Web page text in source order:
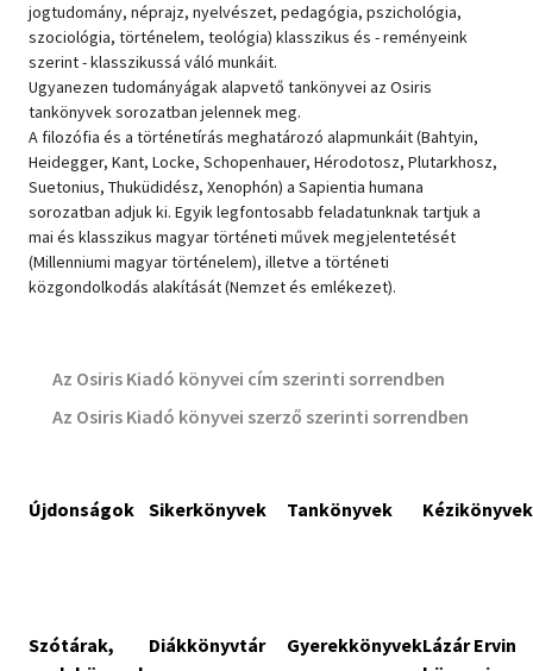
jogtudomány, néprajz, nyelvészet, pedagógia, pszichológia,
szociológia, történelem, teológia) klasszikus és - reményeink
szerint - klasszikussá váló munkáit.
Ugyanezen tudományágak alapvető tankönyvei az Osiris
tankönyvek sorozatban jelennek meg.
A filozófia és a történetírás meghatározó alapmunkáit (Bahtyin,
Heidegger, Kant, Locke, Schopenhauer, Hérodotosz, Plutarkhosz,
Suetonius, Thuküdidész, Xenophón) a Sapientia humana
sorozatban adjuk ki. Egyik legfontosabb feladatunknak tartjuk a
mai és klasszikus magyar történeti művek megjelentetését
(Millenniumi magyar történelem), illetve a történeti
közgondolkodás alakítását (Nemzet és emlékezet).
Az Osiris Kiadó könyvei cím szerinti sorrendben
Az Osiris Kiadó könyvei szerző szerinti sorrendben
Újdonságok Sikerkönyvek Tankönyvek Kézikönyvek
Szótárak,
Diákkönyvtár GyerekkönyvekLázár Ervin